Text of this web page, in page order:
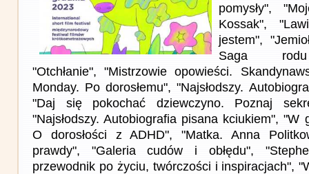
pomysły",
Kossak",
jestem",
Saga rodu
"Otchłanie", "Mistrzowie opowieści.
Monday. Po dorosłemu", "Najsłodszy.
"Daj się pokochać dziewczyno. Poznaj
"Najsłodszy. Autobiografia pisana kciukiem", "W
O dorosłości z ADHD", "Matka. Anna
prawdy", "Galeria cudów i obłędu",
przewodnik po życiu, twórczości i inspiracjach",